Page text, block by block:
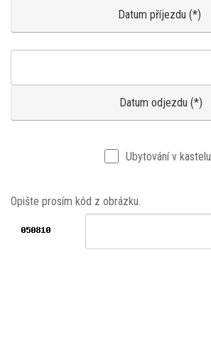
Ubytování v kastelu
Opište prosím kód z obrázku.